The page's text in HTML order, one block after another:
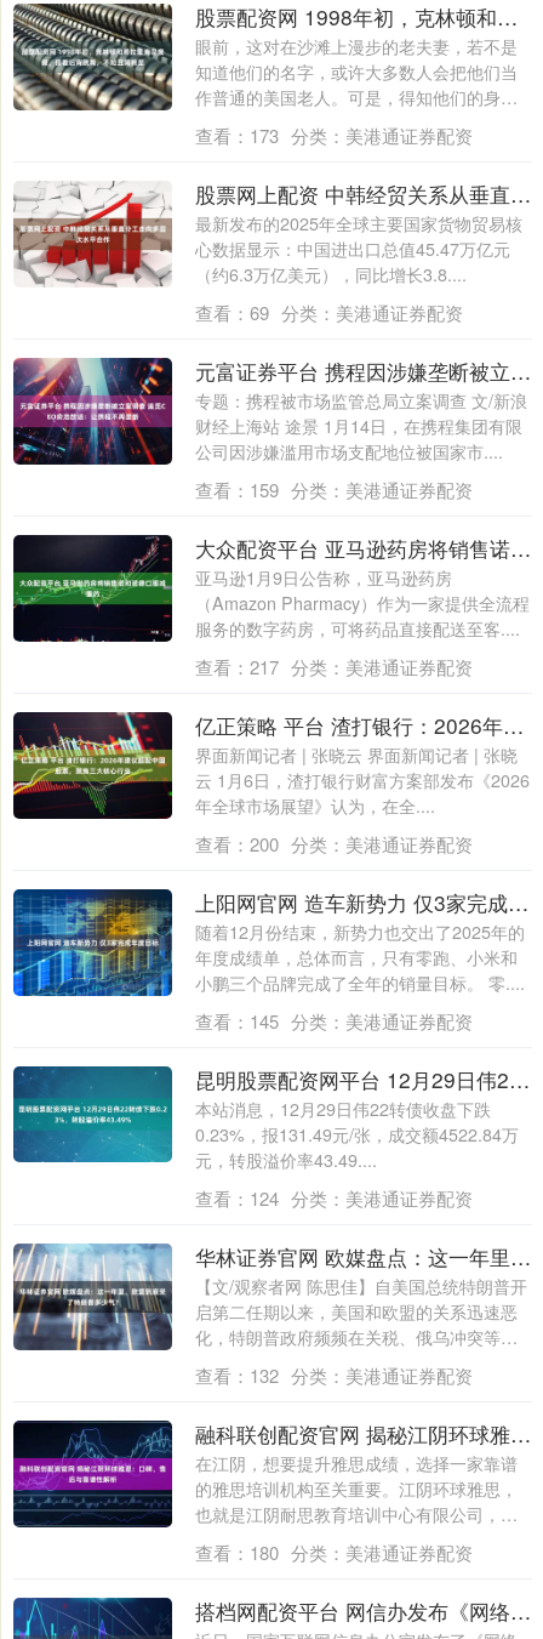
股票配资网 1998年初，克林顿和希拉里海岛度假，捂着后背跳舞，不知丑闻将至
眼前，这对在沙滩上漫步的老夫妻，若不是
知道他们的名字，或许大多数人会把他们当
作普通的美国老人。可是，得知他们的身份
后，许....
查看： 173 分类： 美港通证券配资
股票网上配资 中韩经贸关系从垂直分工走向多层次水平合作
最新发布的2025年全球主要国家货物贸易核
心数据显示：中国进出口总值45.47万亿元
（约6.3万亿美元），同比增长3.8....
查看： 69 分类： 美港通证券配资
元富证券平台 携程因涉嫌垄断被立案调查 追觅CEO俞浩放话：让携程不再垄断
专题：携程被市场监管总局立案调查 文/新浪
财经上海站 途景 1月14日，在携程集团有限
公司因涉嫌滥用市场支配地位被国家市....
查看： 159 分类： 美港通证券配资
大众配资平台 亚马逊药房将销售诺和诺德口服减重药
亚马逊1月9日公告称，亚马逊药房
（Amazon Pharmacy）作为一家提供全流程
服务的数字药房，可将药品直接配送至客....
查看： 217 分类： 美港通证券配资
亿正策略 平台 渣打银行：2026年建议超配中国股票，聚焦三大核心行业
界面新闻记者 | 张晓云 界面新闻记者 | 张晓
云 1月6日，渣打银行财富方案部发布《2026
年全球市场展望》认为，在全....
查看： 200 分类： 美港通证券配资
上阳网官网 造车新势力 仅3家完成年度目标
随着12月份结束，新势力也交出了2025年的
年度成绩单，总体而言，只有零跑、小米和
小鹏三个品牌完成了全年的销量目标。 零....
查看： 145 分类： 美港通证券配资
昆明股票配资网平台 12月29日伟22转债下跌0.23%，转股溢价率43.49%
本站消息，12月29日伟22转债收盘下跌
0.23%，报131.49元/张，成交额4522.84万
元，转股溢价率43.49....
查看： 124 分类： 美港通证券配资
华林证券官网 欧媒盘点：这一年里，欧盟到底受了特朗普多少气？
【文/观察者网 陈思佳】自美国总统特朗普开
启第二任期以来，美国和欧盟的关系迅速恶
化，特朗普政府频频在关税、俄乌冲突等问
题....
查看： 132 分类： 美港通证券配资
融科联创配资官网 揭秘江阴环球雅思：口碑、售后与靠谱性解析
在江阴，想要提升雅思成绩，选择一家靠谱
的雅思培训机构至关重要。江阴环球雅思，
也就是江阴耐思教育培训中心有限公司，在
当地雅....
查看： 180 分类： 美港通证券配资
搭档网配资平台 网信办发布《网络数据安全风险评估办法》 为数据安全构筑“评估标尺”